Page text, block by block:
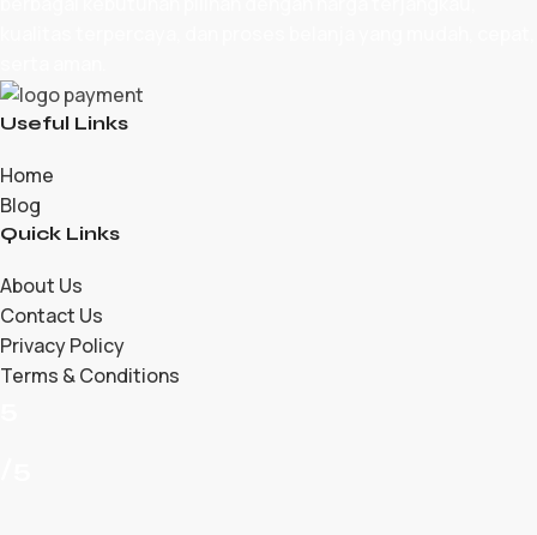
Useful Links
Home
Blog
Quick Links
About Us
Contact Us
Privacy Policy
Terms & Conditions